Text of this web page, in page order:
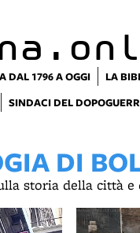
DAL 1796 A OGGI LA
SINDACI DEL
DI
storia della città